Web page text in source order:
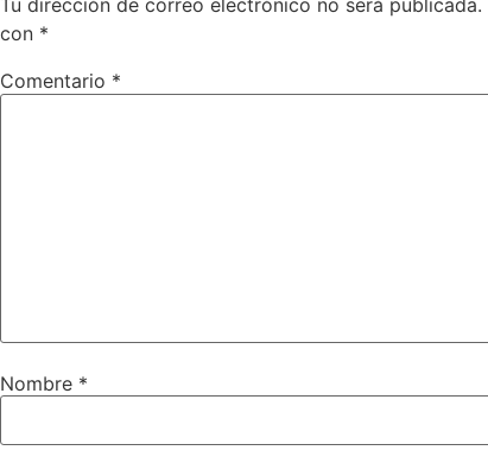
Tu dirección de correo electrónico no será publicada.
con *
Comentario *
Nombre *